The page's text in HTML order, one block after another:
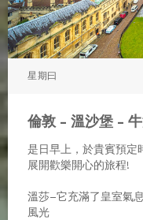
星期曰
倫敦 - 溫沙堡 -
是日早上，於貴賓預定
展開歡樂開心的旅程!
溫莎–它充滿了皇室氣
風光